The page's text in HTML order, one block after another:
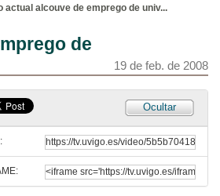
alcouve de emprego de univ...
de
19 de feb. de 2008
Ocultar
19 de feb. de 2008
Traballar no terceiro sector. ¿Qu é o terceiro sector? O terceiro sector como actual alcouve de emprego de universitarios. Expectativas e punto de vista de responsables e de profesionais deste sector.
Intervención de Dª. Carmen Iglesias
Traballar no terceiro sector. ¿Qu é o terceiro sector? O terceiro sector como actual alcouve de emprego de universitarios. Expectativas e punto de vista de responsables e de profesionais deste sector.
Intervención de Dª. Sonia Viñas